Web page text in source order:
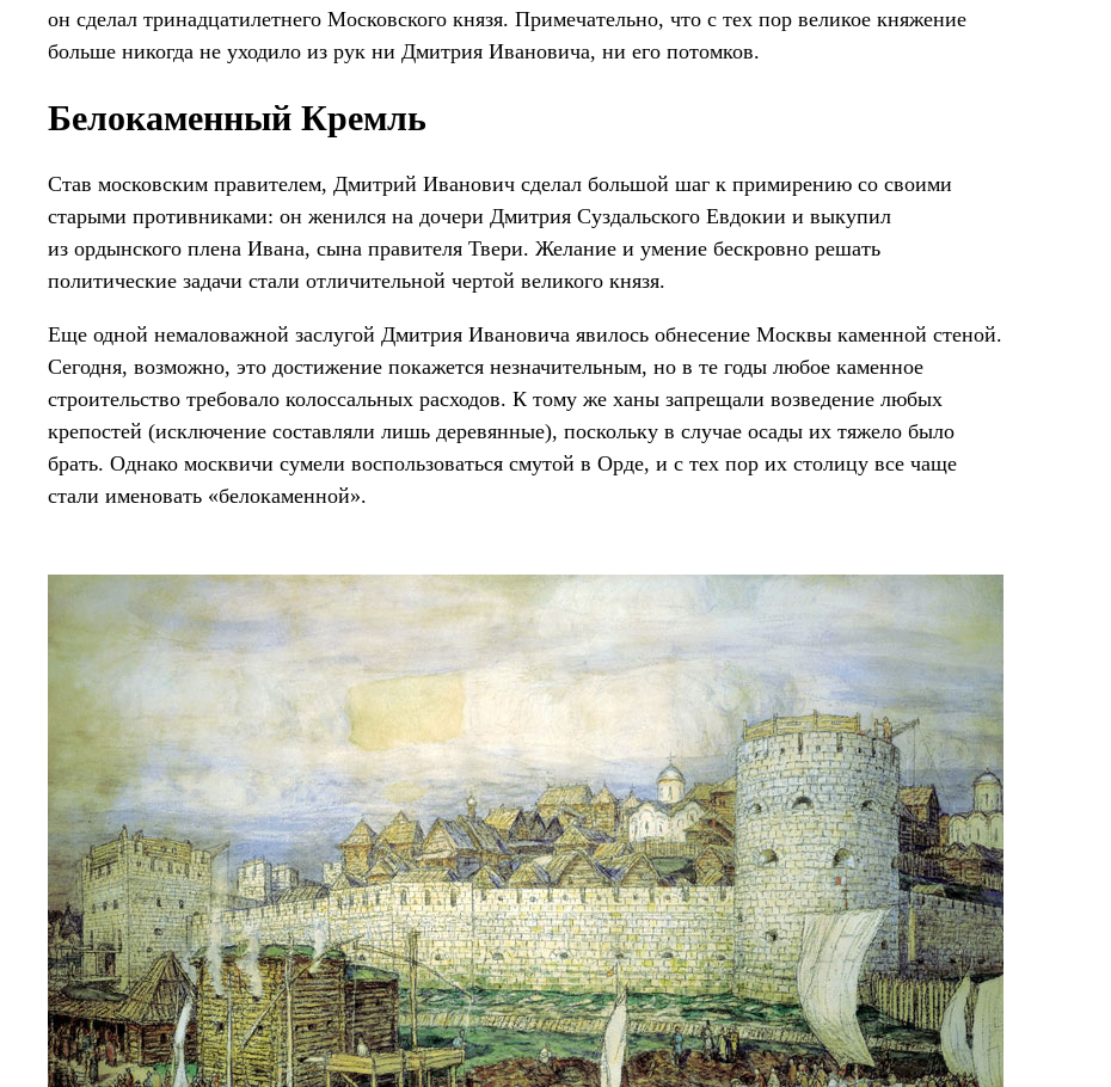
он сделал тринадцатилетнего Московского князя. Примечательно, что с тех пор великое княжение
больше никогда не уходило из рук ни Дмитрия Ивановича, ни его потомков.
Белокаменный Кремль
Став московским правителем, Дмитрий Иванович сделал большой шаг к примирению со своими
старыми противниками: он женился на дочери Дмитрия Суздальского Евдокии и выкупил
из ордынского плена Ивана, сына правителя Твери. Желание и умение бескровно решать
политические задачи стали отличительной чертой великого князя.
Еще одной немаловажной заслугой Дмитрия Ивановича явилось обнесение Москвы каменной стеной.
Сегодня, возможно, это достижение покажется незначительным, но в те годы любое каменное
строительство требовало колоссальных расходов. К тому же ханы запрещали возведение любых
крепостей (исключение составляли лишь деревянные), поскольку в случае осады их тяжело было
брать. Однако москвичи сумели воспользоваться смутой в Орде, и с тех пор их столицу все чаще
стали именовать «белокаменной».